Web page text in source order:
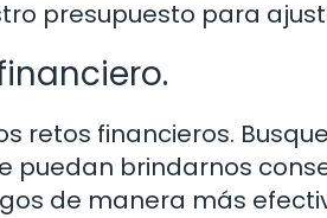
presupuesto para
retos financieros.
puedan brindarnos
de manera más